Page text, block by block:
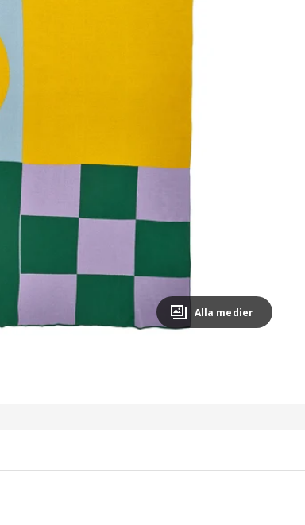
Alla medier